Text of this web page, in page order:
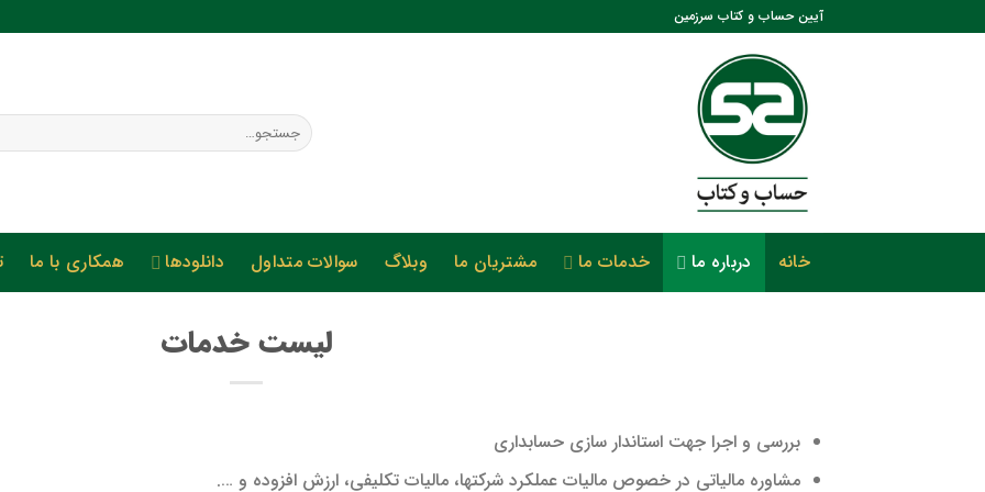
آیین حساب و کتاب سرزمین
خانه درباره ما خدمات ما مشتریان ما وبلاگ سوالات متداول دانلودها همکاری با ما
لیست خدمات
بررسی و اجرا جهت استاندار سازی حسابداری
مشاوره مالیاتی در خصوص مالیات عملکرد شرکتها، مالیات تکلیفی، ارزش افزوده و ….